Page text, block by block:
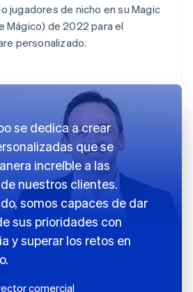
jugadores de nicho en su Magic
Mágico) de 2022 para el
personalizado.
se dedica a crear
que se
increíble a las
nuestros clientes.
somos capaces de dar
sus prioridades con
y superar los retos en
comercial